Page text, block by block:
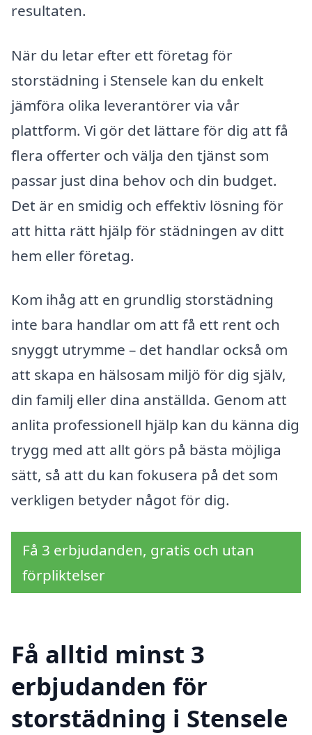
resultaten.
När du letar efter ett företag för
storstädning i Stensele kan du enkelt
jämföra olika leverantörer via vår
plattform. Vi gör det lättare för dig att få
flera offerter och välja den tjänst som
passar just dina behov och din budget.
Det är en smidig och effektiv lösning för
att hitta rätt hjälp för städningen av ditt
hem eller företag.
Kom ihåg att en grundlig storstädning
inte bara handlar om att få ett rent och
snyggt utrymme – det handlar också om
att skapa en hälsosam miljö för dig själv,
din familj eller dina anställda. Genom att
anlita professionell hjälp kan du känna dig
trygg med att allt görs på bästa möjliga
sätt, så att du kan fokusera på det som
verkligen betyder något för dig.
Få 3 erbjudanden, gratis och utan
förpliktelser
Få alltid minst 3
erbjudanden för
storstädning i Stensele